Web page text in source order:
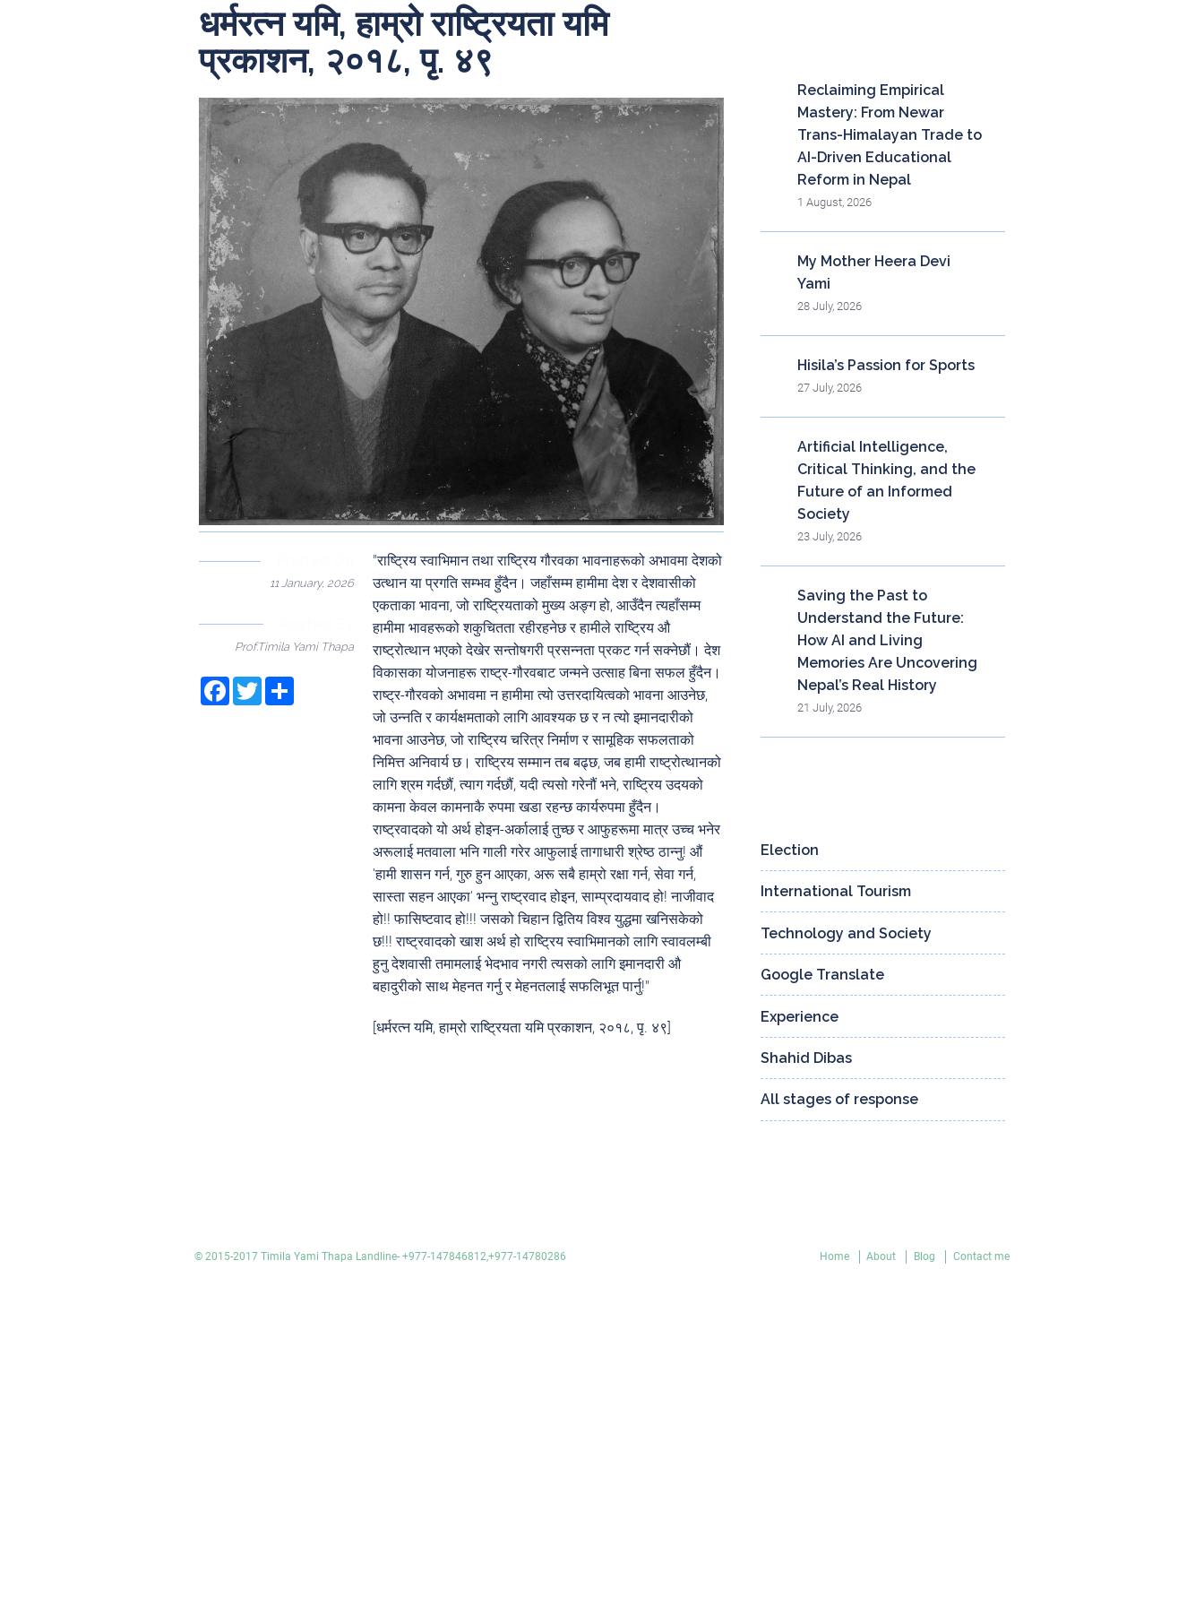
धर्मरत्न यमि, हाम्रो राष्ट्रियता यमि
प्रकाशन, २०१८, पृ. ४९
11 January, 2026
Prof.Timila Yami Thapa
Facebook
Twitter
"राष्ट्रिय स्वाभिमान तथा राष्ट्रिय गौरवका भावनाहरूको अभावमा देशको
उत्थान या प्रगति सम्भव हुँदैन। जहाँसम्म हामीमा देश र देशवासीको
एकताका भावना, जो राष्ट्रियताको मुख्य अङ्ग हो, आउँदैन त्यहाँसम्म
हामीमा भावहरूको शकुचितता रहीरहनेछ र हामीले राष्ट्रिय औ
राष्ट्रोत्थान भएको देखेर सन्तोषगरी प्रसन्नता प्रकट गर्न सक्नेछौं। देश
विकासका योजनाहरू राष्ट्र-गौरवबाट जन्मने उत्साह बिना सफल हुँदैन।
राष्ट्र-गौरवको अभावमा न हामीमा त्यो उत्तरदायित्वको भावना आउनेछ,
जो उन्नति र कार्यक्षमताको लागि आवश्यक छ र न त्यो इमानदारीको
भावना आउनेछ, जो राष्ट्रिय चरित्र निर्माण र सामूहिक सफलताको
निमित्त अनिवार्य छ। राष्ट्रिय सम्मान तब बढ्छ, जब हामी राष्ट्रोत्थानको
लागि श्रम गर्दछौं, त्याग गर्दछौं, यदी त्यसो गरेनौं भने, राष्ट्रिय उदयको
कामना केवल कामनाकै रुपमा खडा रहन्छ कार्यरुपमा हुँदैन।
राष्ट्रवादको यो अर्थ होइन-अर्कालाई तुच्छ र आफुहरूमा मात्र उच्च भनेर
अरूलाई मतवाला भनि गाली गरेर आफुलाई तागाधारी श्रेष्ठ ठान्नु! औं
'हामी शासन गर्न, गुरु हुन आएका, अरू सबै हाम्रो रक्षा गर्न, सेवा गर्न,
सास्ता सहन आएका' भन्नु राष्ट्रवाद होइन, साम्प्रदायवाद हो! नाजीवाद
हो!! फासिष्टवाद हो!!! जसको चिहान द्वितिय विश्व युद्धमा खनिसकेको
छ!!! राष्ट्रवादको खाश अर्थ हो राष्ट्रिय स्वाभिमानको लागि स्वावलम्बी
हुनु देशवासी तमामलाई भेदभाव नगरी त्यसको लागि इमानदारी औ
बहादुरीको साथ मेहनत गर्नु र मेहनतलाई सफलिभूत पार्नु!"
[धर्मरत्न यमि, हाम्रो राष्ट्रियता यमि प्रकाशन, २०१८, पृ. ४९]
Reclaiming Empirical
Mastery: From Newar
Trans-Himalayan Trade to
AI-Driven Educational
Reform in Nepal
1 August, 2026
My Mother Heera Devi
Yami
28 July, 2026
Hisila’s Passion for Sports
27 July, 2026
Artificial Intelligence,
Critical Thinking, and the
Future of an Informed
Society
23 July, 2026
Saving the Past to
Understand the Future:
How AI and Living
Memories Are Uncovering
Nepal’s Real History
21 July, 2026
Election
International Tourism
Technology and Society
Google Translate
Experience
Shahid Dibas
All stages of response
© 2015-2017 Timila Yami Thapa Landline- +977-147846812,+977-14780286 Home About Blog Contact me